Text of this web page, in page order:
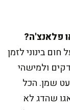
בינוני לזמן
ולמישהי
שמן. הכל
שהדג לא